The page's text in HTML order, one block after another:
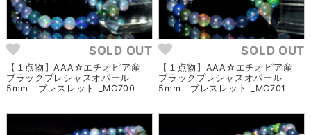
SOLD OUT
【１点物】AAA☆エチオピア産
ブラックプレシャスオパール
5mm ブレスレット _MC700
SOLD OUT
【１点物】AAA☆エチオピア産
ブラックプレシャスオパール
5mm ブレスレット _MC701